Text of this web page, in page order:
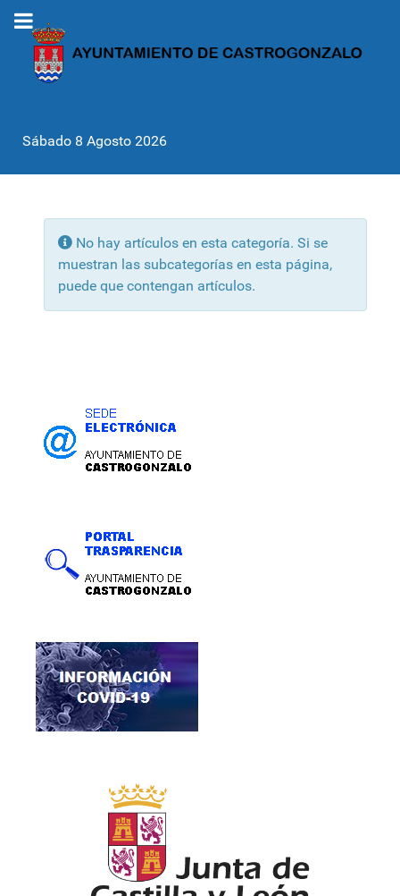
Sábado 8 Agosto 2026
Info
No hay artículos en esta categoría. Si se
muestran las subcategorías en esta página,
puede que contengan artículos.